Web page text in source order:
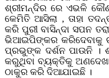
ଶ୍ରୀମନ୍ଦିର ରେ ଏଭଳି
କେମିତି ଆସିଲା , ତାହା
କରି ପୁରୀ ବାସିନ୍ଦା ସପନ
ଭିଆଇପିଙ୍କର କରିଦେବାକୁ
ପ୍ରଭୁଙ୍କ ଦର୍ଶନ ପାଉନି ।
କରୁଥିବା ବ୍ୟକ୍ତିକୁ
ଠାକୁର କରି ଦିଆଯାଇଛି ।